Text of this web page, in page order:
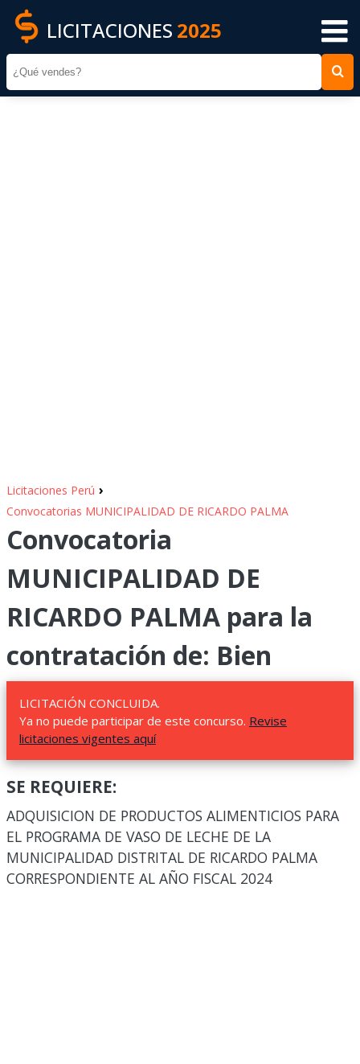
LICITACIONES 2025
Licitaciones Perú ›
Convocatorias MUNICIPALIDAD DE RICARDO PALMA
Convocatoria
MUNICIPALIDAD DE
RICARDO PALMA para la
contratación de: Bien
LICITACIÓN CONCLUIDA.
Ya no puede participar de este concurso. Revise
licitaciones vigentes aquí
SE REQUIERE:
ADQUISICION DE PRODUCTOS ALIMENTICIOS PARA
EL PROGRAMA DE VASO DE LECHE DE LA
MUNICIPALIDAD DISTRITAL DE RICARDO PALMA
CORRESPONDIENTE AL AÑO FISCAL 2024